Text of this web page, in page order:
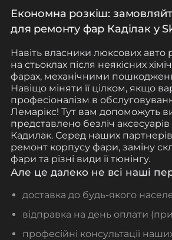
Економна розкіш:
для ремонту фар Каділак у
Навіть власники люксових
на стьоклах після неякісних
фарах, механічними
Навіщо міняти її цілком, якщо
професіоналізм в
Лемарікс! Тут вам допоможуть
представлено безліч
Кадилак. Серед наших
ремонт корпусу фари, заміну
фари та різні види її тюнінгу.
Але це далеко не всі наші
доставка до будь-якого
відправка на день оплати
професійні консультації